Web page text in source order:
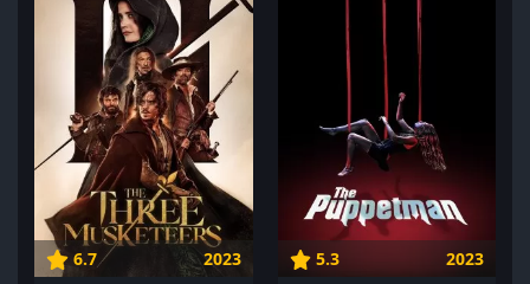
6.7 2023 5.3 2023